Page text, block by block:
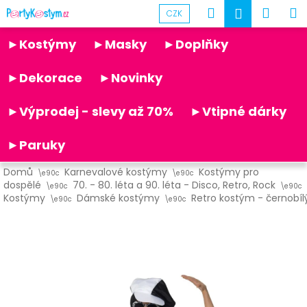
Přejít
na
obsah
CZK Hledat
►Kostýmy ►Masky
►Doplňky
►Dekorace
►Novinky
►Výprodej - slevy až 70%
►Vtipné dárky
►Paruky
Domů Karnevalové kostýmy
Kostýmy pro
dospělé
70. - 80. léta a 90. léta - Disco, Retro, Rock
Kostýmy
Dámské kostýmy Retro kostým -
K
o
C
p
t
ř
e
b
Partykostym.cz - online